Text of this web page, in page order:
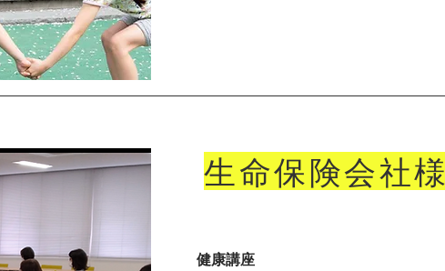
​生命保険会社様
​健康講座